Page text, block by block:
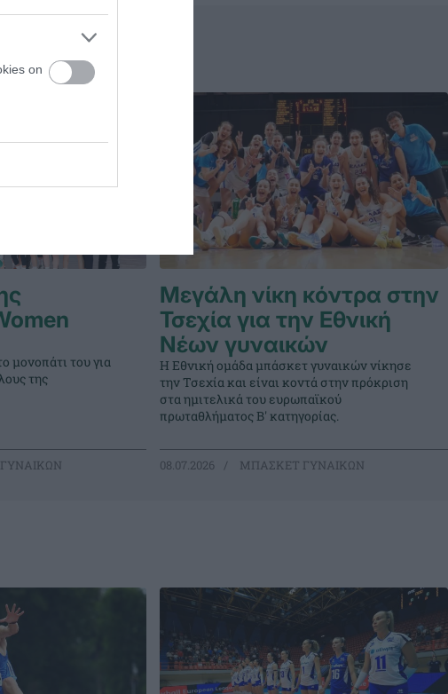
on
μονοπάτι του για
της
Μεγάλη νίκη κόντρα στην
Τσεχία για την Εθνική
Νέων γυναικών
Η Εθνική ομάδα μπάσκετ γυναικών νίκησε
την Τσεχία και είναι κοντά στην πρόκριση
στα ημιτελικά του ευρωπαϊκού
πρωταθλήματος Β' κατηγορίας.
08.07.2026 ΜΠΑΣΚΕΤ ΓΥΝΑΙΚΩΝ